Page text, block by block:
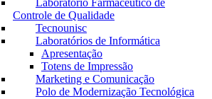
Laboratório Farmacêutico de
Controle de Qualidade
Tecnounisc
Laboratórios de Informática
Apresentação
Totens de Impressão
Marketing e Comunicação
Polo de Modernização Tecnológica